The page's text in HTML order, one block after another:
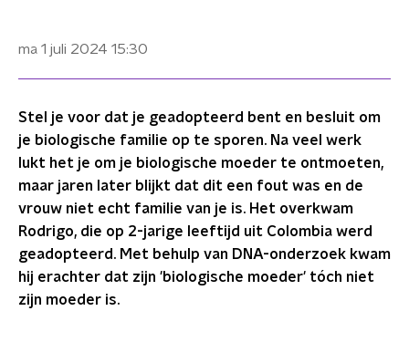
ma 1 juli 2024 15:30
Stel je voor dat je geadopteerd bent en besluit om
je biologische familie op te sporen. Na veel werk
lukt het je om je biologische moeder te ontmoeten,
maar jaren later blijkt dat dit een fout was en de
vrouw niet echt familie van je is. Het overkwam
Rodrigo, die op 2-jarige leeftijd uit Colombia werd
geadopteerd. Met behulp van DNA-onderzoek kwam
hij erachter dat zijn 'biologische moeder' tóch niet
zijn moeder is.